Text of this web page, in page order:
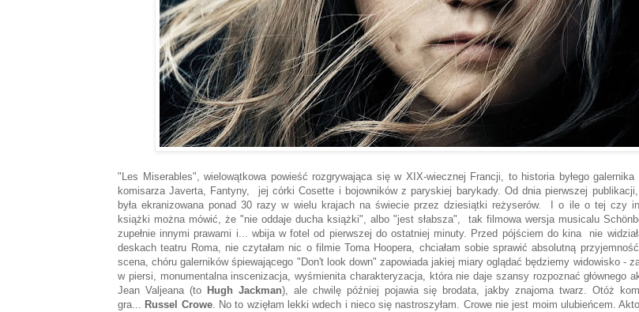
"Les Miserables", wielowątkowa powieść rozgrywająca się w XIX-wiecznej Francji, to historia byłego galernika
komisarza Javerta, Fantyny, jej córki Cosette i bojowników z paryskiej barykady. Od dnia pierwszej
była ekranizowana ponad 30 razy w wielu krajach na świecie przez dziesiątki reżyserów. I o ile o tej czy
książki można mówić, że "nie oddaje ducha książki", albo "jest słabsza", tak filmowa wersja musicalu
zupełnie innymi prawami i... wbija w fotel od pierwszej do ostatniej minuty. Przed pójściem do kina nie
deskach teatru Roma, nie czytałam nic o filmie Toma Hoopera, chciałam sobie sprawić absolutną
scena, chóru galerników śpiewającego "Don't look down" zapowiada jakiej miary oglądać będziemy widowisko -
w piersi, monumentalna inscenizacja, wyśmienita charakteryzacja, która nie daje szansy rozpoznać głównego
Jean Valjeana (to Hugh Jackman), ale chwilę później pojawia się brodata, jakby znajoma twarz. Otóż
gra... Russel Crowe. No to wzięłam lekki wdech i nieco się nastroszyłam. Crowe nie jest moim ulubieńcem.